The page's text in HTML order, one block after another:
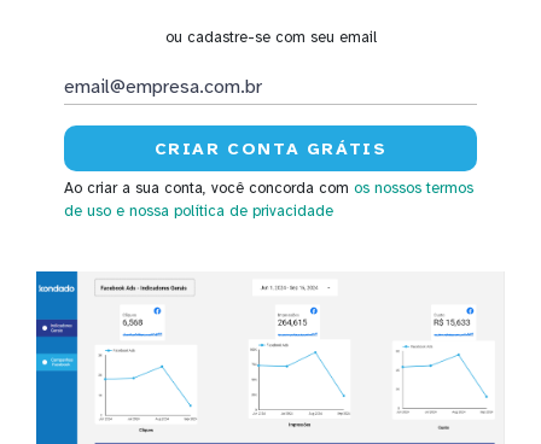
ou cadastre-se com seu email
Ao criar a sua conta, você concorda com os nossos termos
de uso e nossa política de privacidade